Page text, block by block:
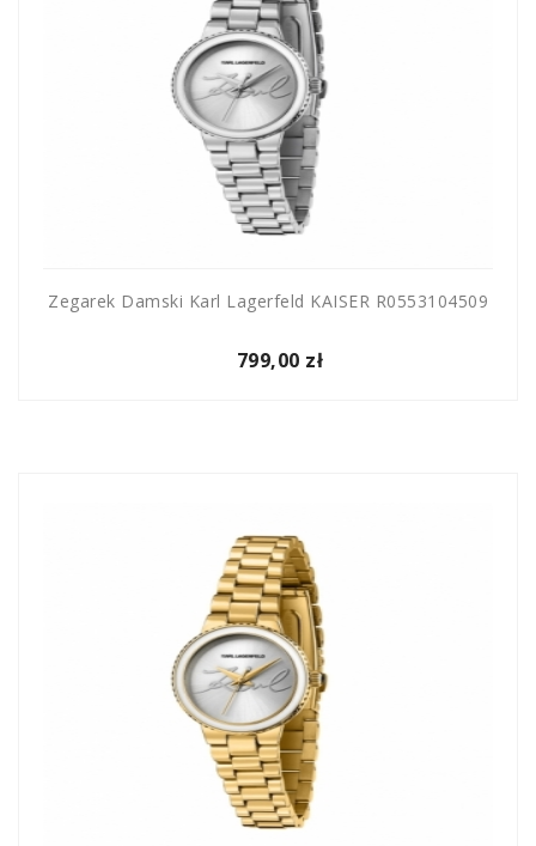
Zegarek Damski Karl Lagerfeld KAISER R0553104509
799,00 zł